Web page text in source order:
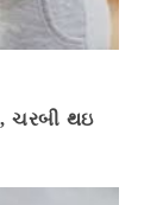
ચરબી થઇ